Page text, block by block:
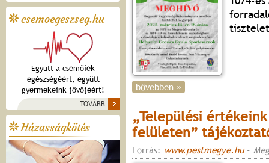
csemoegeszseg.hu
Együtt a csemőiek
egészségéért, együtt
gyermekeink jövőjéért!
TOVÁBB
Házasságkötés
bővebben »
„Települési
felületen”
Forrás: www.pestmegye.hu-